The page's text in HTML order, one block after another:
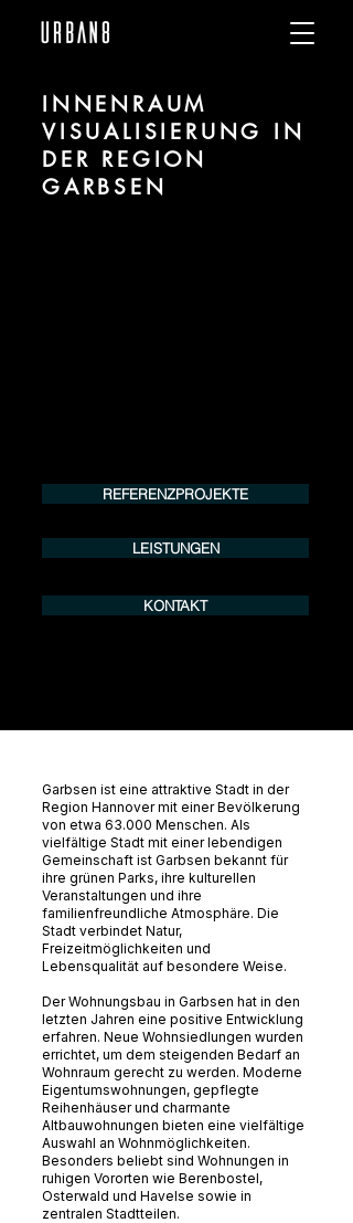
INNENRAUM
VISUALISIERUNG IN
DER REGION
GARBSEN
REFERENZPROJEKTE
LEISTUNGEN
KONTAKT
Garbsen ist eine attraktive Stadt in der
Region Hannover mit einer Bevölkerung
von etwa 63.000 Menschen. Als
vielfältige Stadt mit einer lebendigen
Gemeinschaft ist Garbsen bekannt für
ihre grünen Parks, ihre kulturellen
Veranstaltungen und ihre
familienfreundliche Atmosphäre. Die
Stadt verbindet Natur,
Freizeitmöglichkeiten und
Lebensqualität auf besondere Weise.
Der Wohnungsbau in Garbsen hat in den
letzten Jahren eine positive Entwicklung
erfahren. Neue Wohnsiedlungen wurden
errichtet, um dem steigenden Bedarf an
Wohnraum gerecht zu werden. Moderne
Eigentumswohnungen, gepflegte
Reihenhäuser und charmante
Altbauwohnungen bieten eine vielfältige
Auswahl an Wohnmöglichkeiten.
Besonders beliebt sind Wohnungen in
ruhigen Vororten wie Berenbostel,
Osterwald und Havelse sowie in
zentralen Stadtteilen.